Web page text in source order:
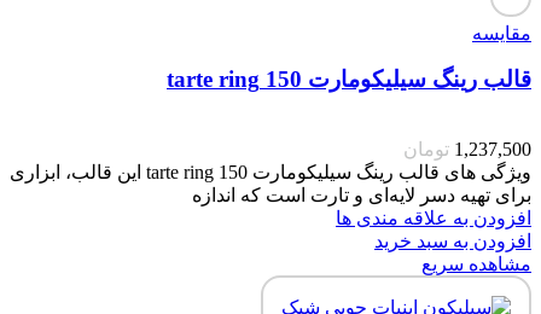
مقایسه
قالب رینگ سیلیکومارت 150 tarte ring
1,237,500 تومان
ویژگی های قالب رینگ سیلیکومارت 150 tarte ring این قالب، ابزاری
برای تهیه دسر لایه‌ای و تارت است که اندازه
افزودن به علاقه مندی ها
افزودن به سبد خرید
مشاهده سریع